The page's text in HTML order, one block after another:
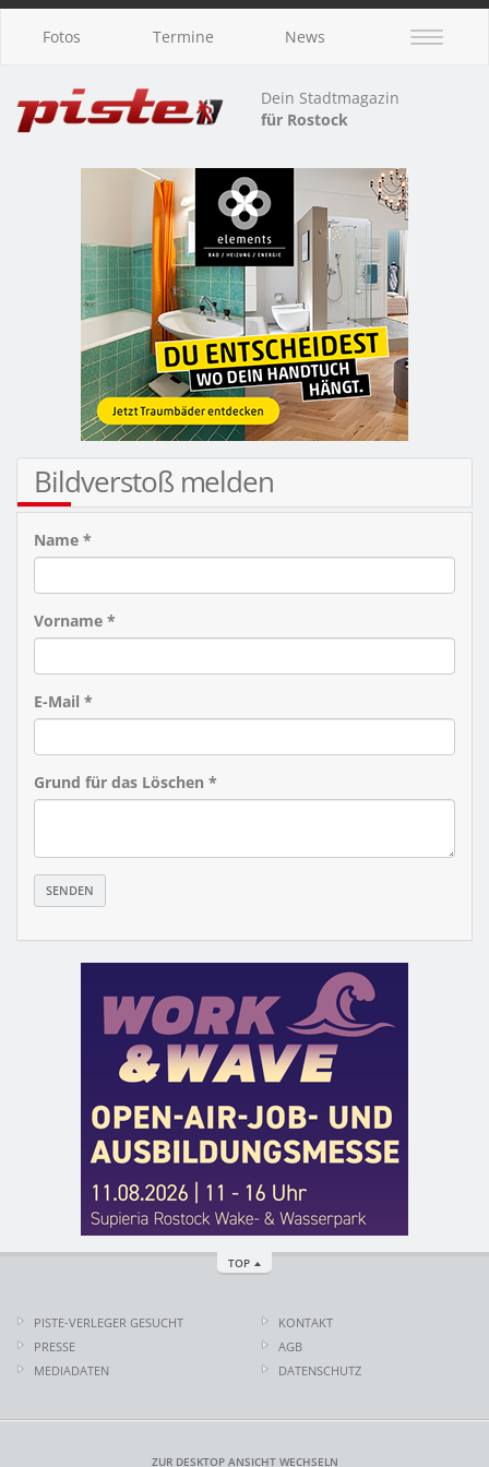
Fotos Termine News
Dein Stadtmagazin
für Rostock
Bildverstoß melden
Name *
Vorname *
E-Mail *
Grund für das Löschen *
TOP
PISTE-VERLEGER GESUCHT
PRESSE
MEDIADATEN
KONTAKT
AGB
DATENSCHUTZ
ZUR DESKTOP ANSICHT WECHSELN